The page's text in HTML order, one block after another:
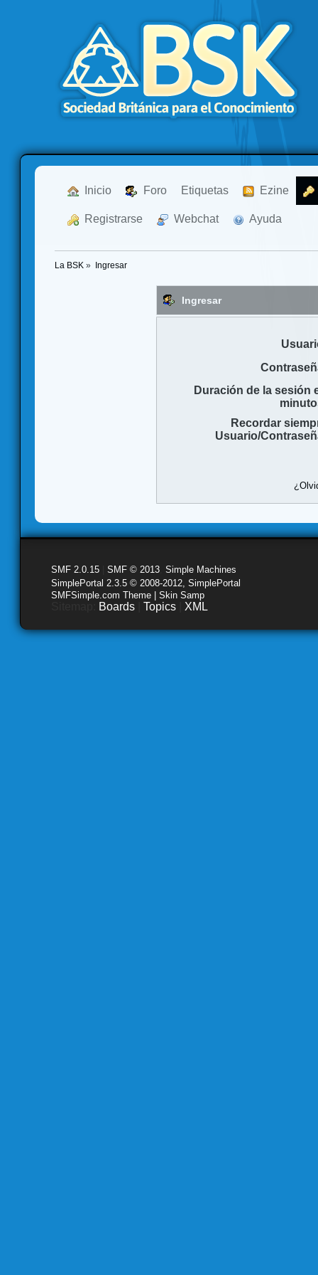
Inicio Foro Etiquetas Ezine
Registrarse Webchat Ayuda
La BSK » Ingresar
Ingresar
Duración de la sesión
Recordar
Usuario/
SMF 2.0.15 SMF © 2013 Simple Machines
SimplePortal 2.3.5 © 2008-2012, SimplePortal
SMFSimple.com Theme | Skin Samp
Boards Topics XML